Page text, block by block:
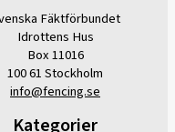
Fäktförbundet
Idrottens Hus
Box 11016
100 61 Stockholm
info@fencing.se
Kategorier